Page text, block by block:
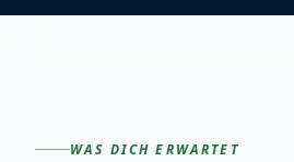
WAS DICH ERWARTET